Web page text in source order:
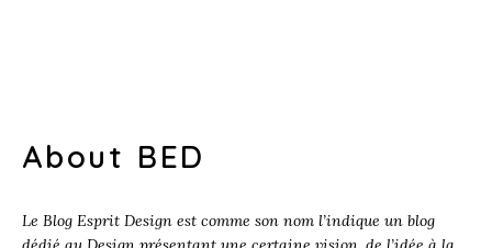
About BED
Le Blog Esprit Design est comme son nom l’indique un blog